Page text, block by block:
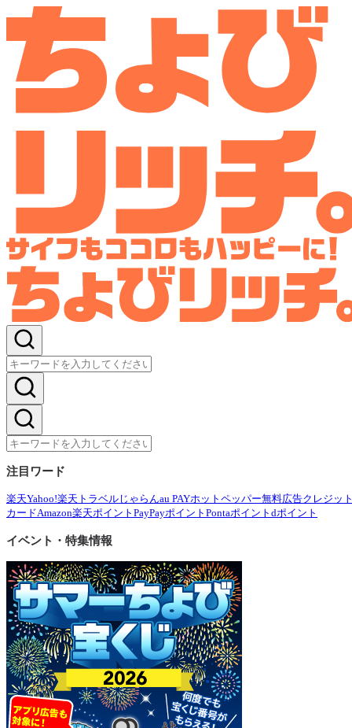
注目ワード
楽天Yahoo!楽天トラベル じゃらんau PAYホットペッパー無料広告クレジッ
カードAmazon楽天ポイント PayPayポイント Pontaポイント dポイント
イベント・特集情報